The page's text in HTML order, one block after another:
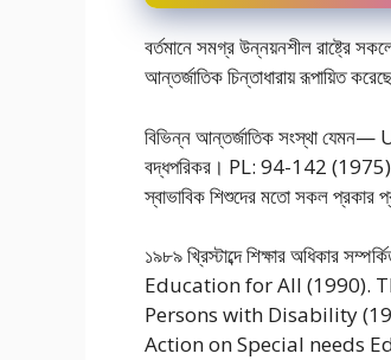
বর্তমানে সমগ্র উন্নয়নশীল রাষ্ট্রে
আন্তর্জাতিক চিন্তাধারায় রূপায়িত
বিভিন্ন আন্তর্জাতিক সংস্থা যেমন—
বদ্ধপরিকর। PL: 94-142
স্বাভাবিক শিশুদের মতো সকল প্রকার
১৯৮৯ খ্রিস্টাব্দে শিক্ষার অধিকার
Education for All (1990).
Persons with Disability
Action on Special needs